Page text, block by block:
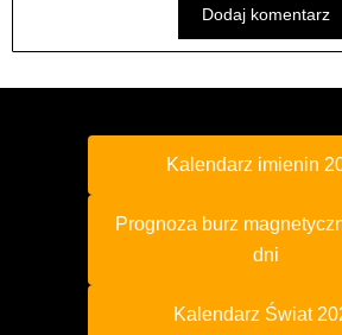
Kalendarz imienin
Prognoza burz
dni
Kalendarz Świat